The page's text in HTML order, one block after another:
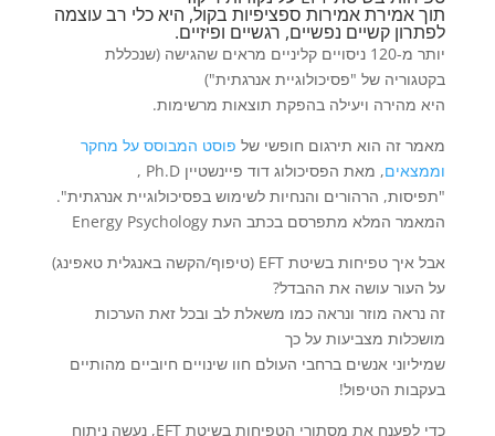
תוך אמירת אמירות ספציפיות בקול, היא כלי רב עוצמה
לפתרון קשיים נפשיים, רגשיים ופיזיים.
יותר מ-120 ניסויים קליניים מראים שהגישה (שנכללת
בקטגוריה של "פסיכולוגיית אנרגתית")
היא מהירה ויעילה בהפקת תוצאות מרשימות.
מאמר זה הוא תירגום חופשי של פוסט המבוסס על מחקר
וממצאים, מאת הפסיכולוג דוד פיינשטיין Ph.D ,
"תפיסות, הרהורים והנחיות לשימוש בפסיכולוגיית אנרגתית".
המאמר המלא מתפרסם בכתב העת Energy Psychology
אבל איך טפיחות בשיטת EFT (טיפוף/הקשה באנגלית טאפינג)
על העור עושה את ההבדל?
זה נראה מוזר ונראה כמו משאלת לב ובכל זאת הערכות
מושכלות מצביעות על כך
שמיליוני אנשים ברחבי העולם חוו שינויים חיוביים מהותיים
בעקבות הטיפול!
כדי לפענח את מסתורי הטפיחות בשיטת EFT, נעשה ניתוח